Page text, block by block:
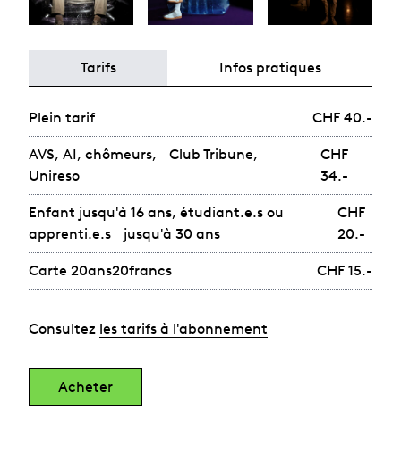
Tarifs Infos pratiques
Plein tarif CHF 40.-
AVS, AI, chômeurs, Club Tribune,
Unireso
CHF
34.-
Enfant jusqu'à 16 ans, étudiant.e.s ou
apprenti.e.s jusqu'à 30 ans
CHF
20.-
Carte 20ans20francs CHF 15.-
Consultez les tarifs à l'abonnement
Acheter